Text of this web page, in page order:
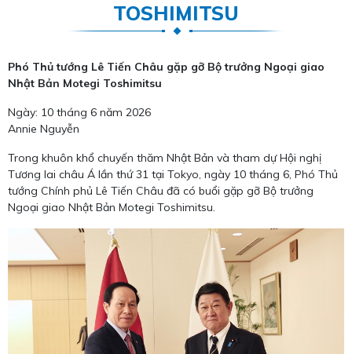
TOSHIMITSU
Phó Thủ tướng Lê Tiến Châu gặp gỡ Bộ trưởng Ngoại giao
Nhật Bản Motegi Toshimitsu
Ngày: 10 tháng 6 năm 2026
Annie Nguyễn
Trong khuôn khổ chuyến thăm Nhật Bản và tham dự Hội nghị
Tương lai châu Á lần thứ 31 tại Tokyo, ngày 10 tháng 6, Phó Thủ
tướng Chính phủ Lê Tiến Châu đã có buổi gặp gỡ Bộ trưởng
Ngoại giao Nhật Bản Motegi Toshimitsu.